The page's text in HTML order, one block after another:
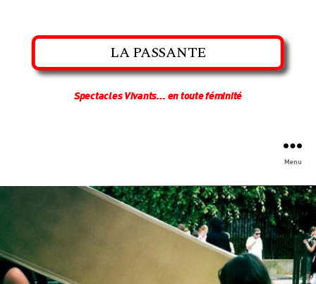
LA PASSANTE
Spectacles Vivants… en toute féminité
Menu